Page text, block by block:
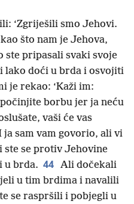
‘Zgriješili smo Jehovi.
što nam je Jehova,
ste pripasali svaki svoje
lako doći u brda i osvojiti
je rekao: ‘Kaži im:
borbu jer ja neću
vaši će vas
ja sam vam govorio, ali vi
se protiv Jehovine
u brda. 44 Ali dočekali
u tim brdima i navalili
se raspršili i pobjegli u